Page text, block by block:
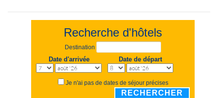
Recherche d'hôtels
Destination
Date d'arrivée Date de départ
Je n'ai pas de dates de séjour précises
RECHERCHER